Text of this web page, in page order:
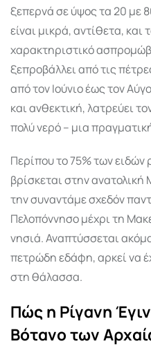
ξεπερνά σε ύψος τα 20 με
είναι μικρά, αντίθετα, και
χαρακτηριστικό
ξεπροβάλλει από τις
από τον Ιούνιο έως τον
και ανθεκτική, λατρεύει
πολύ νερό – μια
Περίπου το 75% των ειδών
βρίσκεται στην
την συναντάμε σχεδόν
Πελοπόννησο μέχρι τη
νησιά. Αναπτύσσεται
πετρώδη εδάφη, αρκεί να
στη θάλασσα.
Πώς η Ρίγανη
Βότανο των